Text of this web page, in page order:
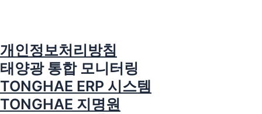
개인정보처리방침
태양광 통합 모니터링
TONGHAE ERP 시스템
TONGHAE 지명원